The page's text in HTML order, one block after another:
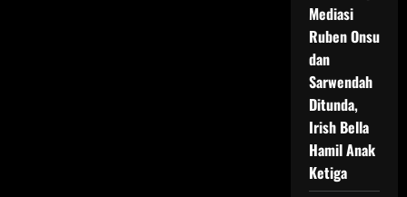
Mediasi
Ruben Onsu
dan
Sarwendah
Ditunda,
Irish Bella
Hamil Anak
Ketiga